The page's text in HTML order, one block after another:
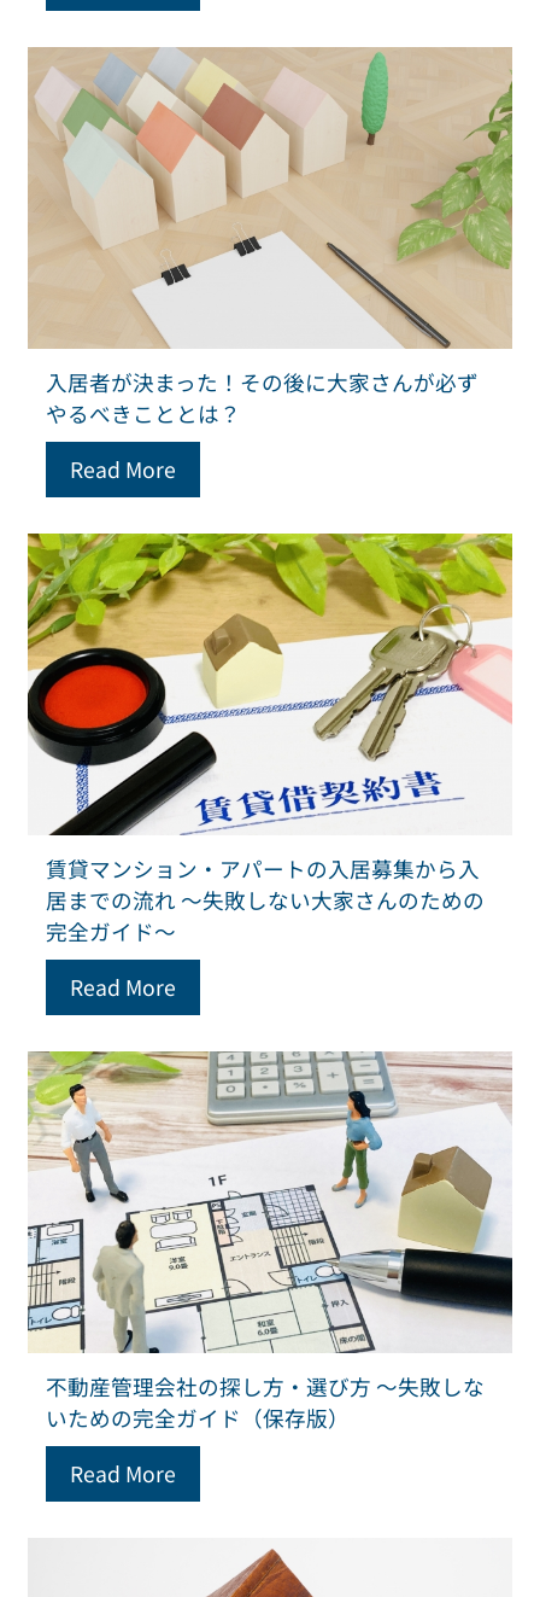
入居者が決まった！その後に大家さんが必ず
やるべきこととは？
Read More
賃貸マンション・アパートの入居募集から入
居までの流れ ～失敗しない大家さんのための
完全ガイド～
Read More
不動産管理会社の探し方・選び方 ～失敗しな
いための完全ガイド（保存版）
Read More